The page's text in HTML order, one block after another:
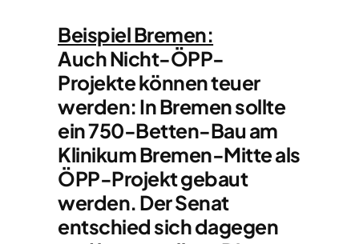
Beispiel Bremen:
Auch Nicht-ÖPP-
Projekte können teuer
werden: In Bremen sollte
ein 750-Betten-Bau am
Klinikum Bremen-Mitte als
ÖPP-Projekt gebaut
werden. Der Senat
entschied sich dagegen